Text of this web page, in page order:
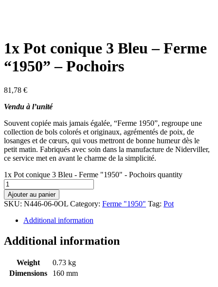
1x Pot conique 3 Bleu – Ferme
“1950” – Pochoirs
81,78 €
Vendu à l’unité
Souvent copiée mais jamais égalée, “Ferme 1950”, regroupe une
collection de bols colorés et originaux, agrémentés de poix, de
losanges et de cœurs, qui vous mettront de bonne humeur dès le
petit matin. Fabriqués avec soin dans la manufacture de Niderviller,
ce service met en avant le charme de la simplicité.
1x Pot conique 3 Bleu - Ferme "1950" - Pochoirs quantity
Ajouter au panier
SKU: N446-06-0OL Category: Ferme "1950" Tag: Pot
Additional information
Additional information
Weight
0.73 kg
Dimensions
160 mm